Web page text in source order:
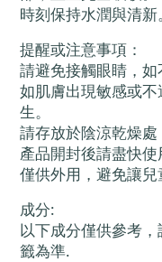
時刻保持水潤與清新。
提醒或注意事項：
請避免接觸眼睛，如
如肌膚出現敏感或
生。
請存放於陰涼乾燥處
產品開封後請盡快使
僅供外用，避免讓兒
成分:
以下成分僅供參考
籤為準.